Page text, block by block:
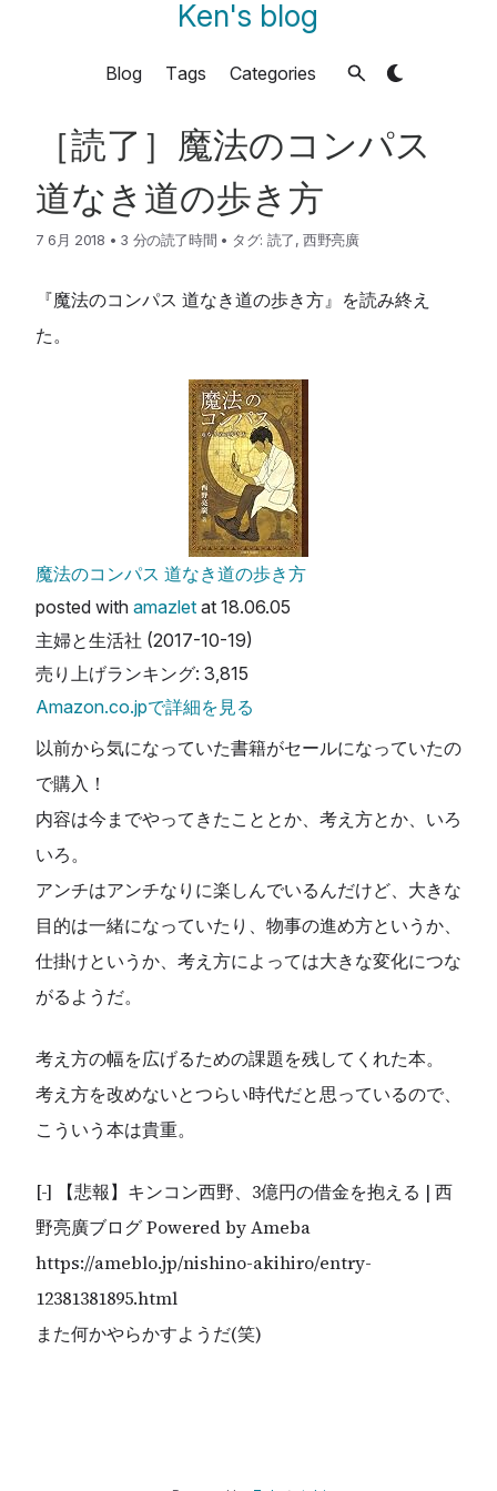
Ken's blog
Blog Tags Categories
［読了］魔法のコンパス
道なき道の歩き方
7 6月 2018 • 3 分の読了時間 • タグ: 読了 , 西野亮廣
『魔法のコンパス 道なき道の歩き方』を読み終え
た。
魔法のコンパス 道なき道の歩き方
posted with amazlet at 18.06.05
主婦と生活社 (2017-10-19)
売り上げランキング: 3,815
Amazon.co.jpで詳細を見る
以前から気になっていた書籍がセールになっていたの
で購入！
内容は今までやってきたこととか、考え方とか、いろ
いろ。
アンチはアンチなりに楽しんでいるんだけど、大きな
目的は一緒になっていたり、物事の進め方というか、
仕掛けというか、考え方によっては大きな変化につな
がるようだ。
考え方の幅を広げるための課題を残してくれた本。
考え方を改めないとつらい時代だと思っているので、
こういう本は貴重。
[-] 【悲報】キンコン西野、3億円の借金を抱える | 西
野亮廣ブログ Powered by Ameba
https://ameblo.jp/nishino-akihiro/entry-
12381381895.html
また何かやらかすようだ(笑)